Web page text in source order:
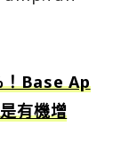
！Base Ap
有機增